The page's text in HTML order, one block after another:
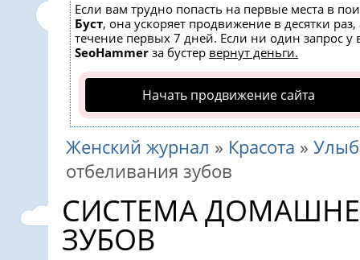
Если вам трудно попасть на первые места в
Буст, она ускоряет продвижение в десятки
течение первых 7 дней. Если ни один запрос у
SeoHammer за бустер вернут деньги.
Начать продвижение сайта
Женский журнал » Красота »
отбеливания зубов
CИСТЕМА
ЗУБОВ